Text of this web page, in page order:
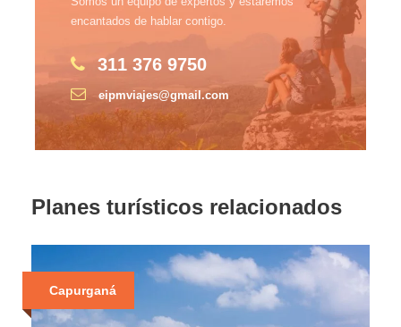
encantados de hablar contigo.
311 376 9750
eipmviajes@gmail.com
Planes turísticos relacionados
Capurganá